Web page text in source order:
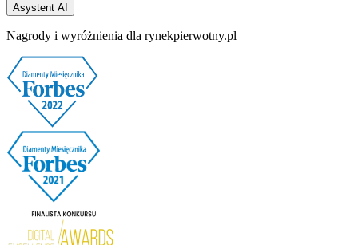
Asystent AI
Nagrody i wyróżnienia dla rynekpierwotny.pl